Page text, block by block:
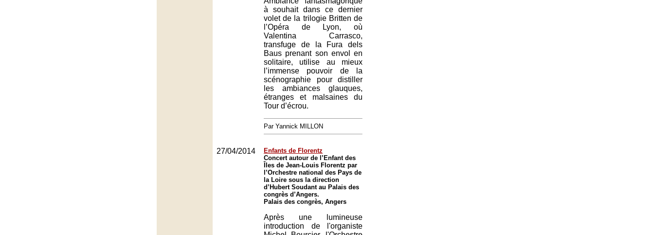
à souhait dans ce dernier
volet de la trilogie Britten de
l’Opéra de Lyon, où
Valentina Carrasco,
transfuge de la Fura dels
Baus prenant son envol en
solitaire, utilise au mieux
l’immense pouvoir de la
scénographie pour distiller
les ambiances glauques,
étranges et malsaines du
Tour d’écrou.
Par Yannick MILLON
27/04/2014
Enfants de Florentz
Concert autour de l’Enfant des
Îles de Jean-Louis Florentz par
l’Orchestre national des Pays de
la Loire sous la direction
d’Hubert Soudant au Palais des
congrès d’Angers.
Palais des congrès, Angers
Après une lumineuse
introduction de l'organiste